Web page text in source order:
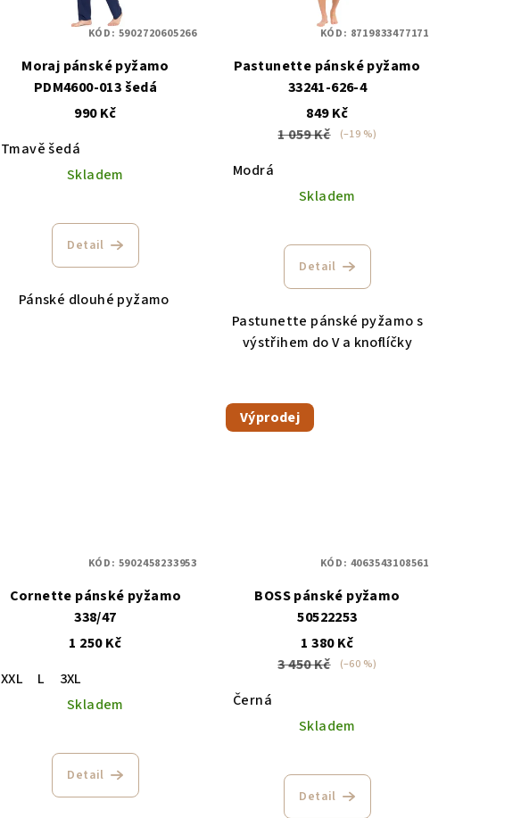
Moraj pánské pyžamo
PDM4600-013 šedá
990 Kč
Tmavě šedá
Skladem
Detail
Pánské dlouhé pyžamo
KÓD: 5902720605266
Pastunette pánské pyžamo
33241-626-4
849 Kč
1 059 Kč
(–19 %)
Modrá
Skladem
Detail
Pastunette pánské pyžamo s
výstřihem do V a knoflíčky
KÓD: 8719833477171
Cornette pánské pyžamo
338/47
1 250 Kč
XXL
L
3XL
Skladem
Detail
KÓD: 5902458233953
Výprodej
BOSS pánské pyžamo
50522253
1 380 Kč
3 450 Kč
(–60 %)
Černá
Skladem
Detail
KÓD: 4063543108561